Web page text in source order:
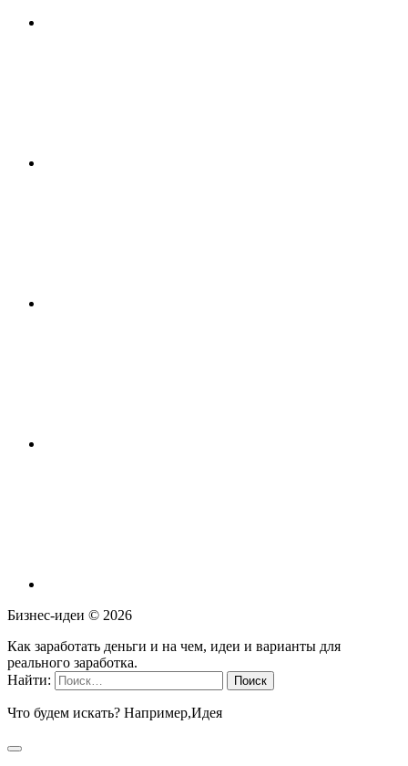
Бизнес-идеи © 2026
Как заработать деньги и на чем, идеи и варианты для
реального заработка.
Найти:
Что будем искать? Например,Идея